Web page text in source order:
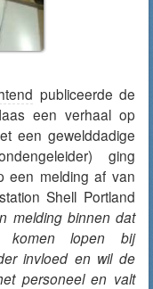
publiceerde de
een verhaal op
een gewelddadige
ging
een melding af van
Shell Portland
melding binnen dat
komen lopen bij
invloed en wil de
personeel en valt